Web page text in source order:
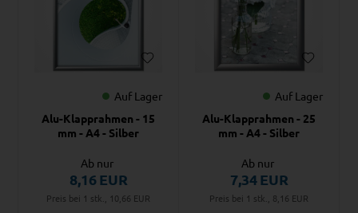
Auf Lager
Alu-Klapprahmen - 15
mm - A4 - Silber
Ab nur
8,16EUR
Preis bei 1 stk., 10,66 EUR
Auf Lager
Alu-Klapprahmen - 25
mm - A4 - Silber
Ab nur
7,34EUR
Preis bei 1 stk., 8,16 EUR